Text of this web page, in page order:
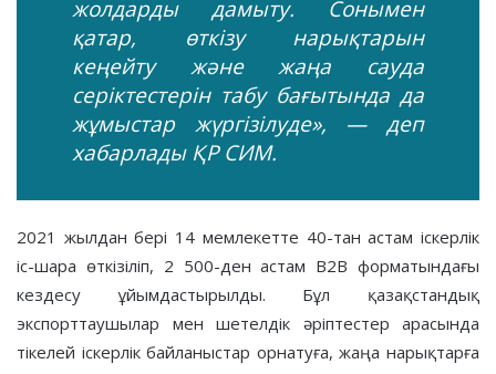
жолдарды дамыту. Сонымен
қатар, өткізу нарықтарын
кеңейту және жаңа сауда
серіктестерін табу бағытында да
жұмыстар жүргізілуде», — деп
хабарлады ҚР СИМ.
2021 жылдан бері 14 мемлекетте 40-тан астам іскерлік
іс-шара өткізіліп, 2 500-ден астам B2B форматындағы
кездесу ұйымдастырылды. Бұл қазақстандық
экспорттаушылар мен шетелдік әріптестер арасында
тікелей іскерлік байланыстар орнатуға, жаңа нарықтарға